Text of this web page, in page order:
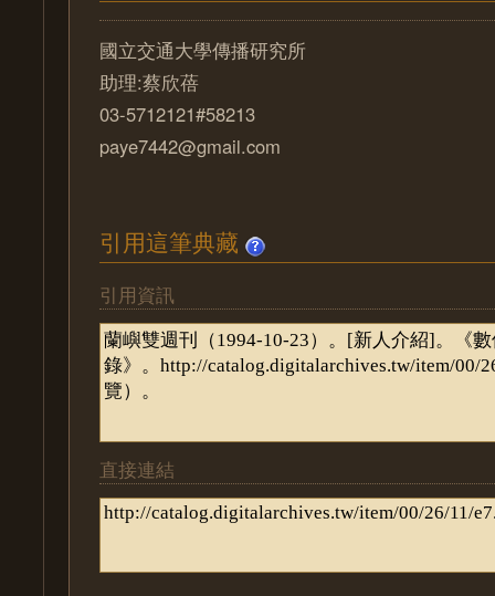
國立交通大學傳播研究所
助理:蔡欣蓓
03-5712121#58213
paye7442@gmail.com
引用這筆典藏
引用資訊
直接連結